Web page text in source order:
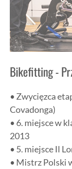
Bikefitting -
• Zwycięzca
Covadonga)
• 6. miejsce w
2013
• 5. miejsce Il
• Mistrz Polski